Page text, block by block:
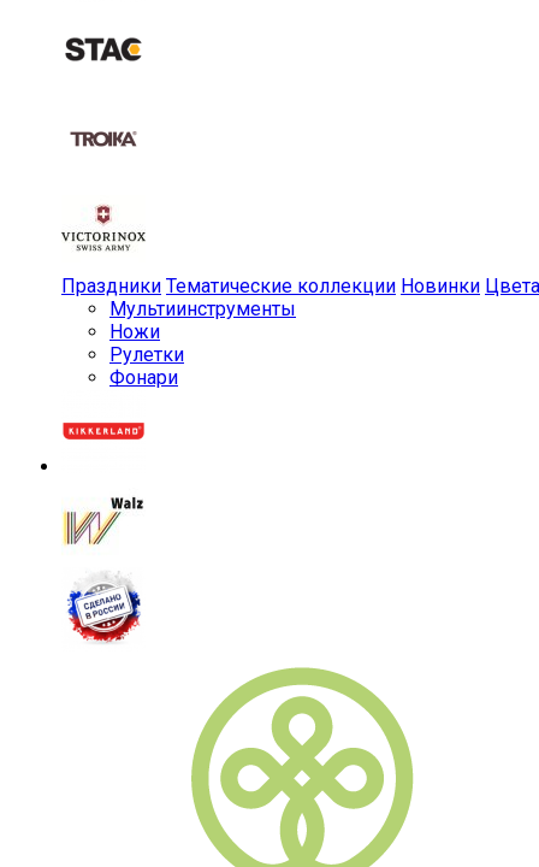
Праздники Тематические коллекции Новинки Цвета
Мульти­инструменты
Ножи
Рулетки
Фонари